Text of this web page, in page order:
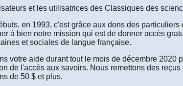
“Les
Version
et les utilisatrices des Classiques des
en 1993, c'est grâce aux dons des
à bien notre mission qui est de donner accès
et sociales de langue française.
votre aide durant tout le mois de décembre 2020
de l'accès aux savoirs. Nous remettons des
de 50 $ et plus.